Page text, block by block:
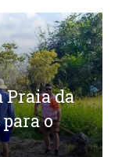
Praia da
o